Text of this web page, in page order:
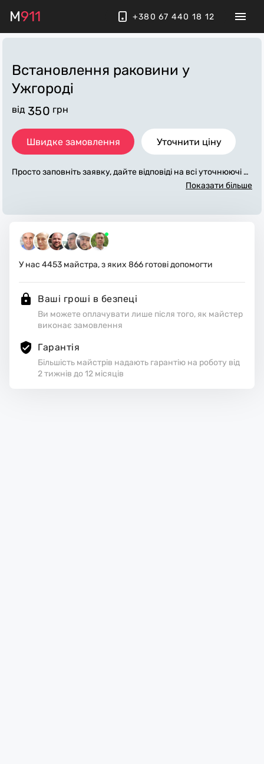
M911 +380 67 440 18 12
Встановлення раковини у
Ужгороді
від 350 грн
Швидке замовлення Уточнити ціну
Просто заповніть заявку, дайте відповіді на всі уточнюючі за
питання по «встановлення раковини». Ми зв'яжемося з ва
и. Виконавці стежать за чистотою та прибирають робоче мі
сце.
Показати більше
У нас 4453 майстра, з яких 866 готові допомогти
Ваші гроші в безпеці
Ви можете оплачувати лише після того, як майстер
виконає замовлення
Гарантія
Більшість майстрів надають гарантію на роботу від
2 тижнів до 12 місяців